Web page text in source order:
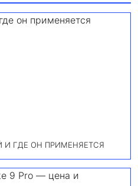
ГДЕ ОН ПРИМЕНЯЕТСЯ